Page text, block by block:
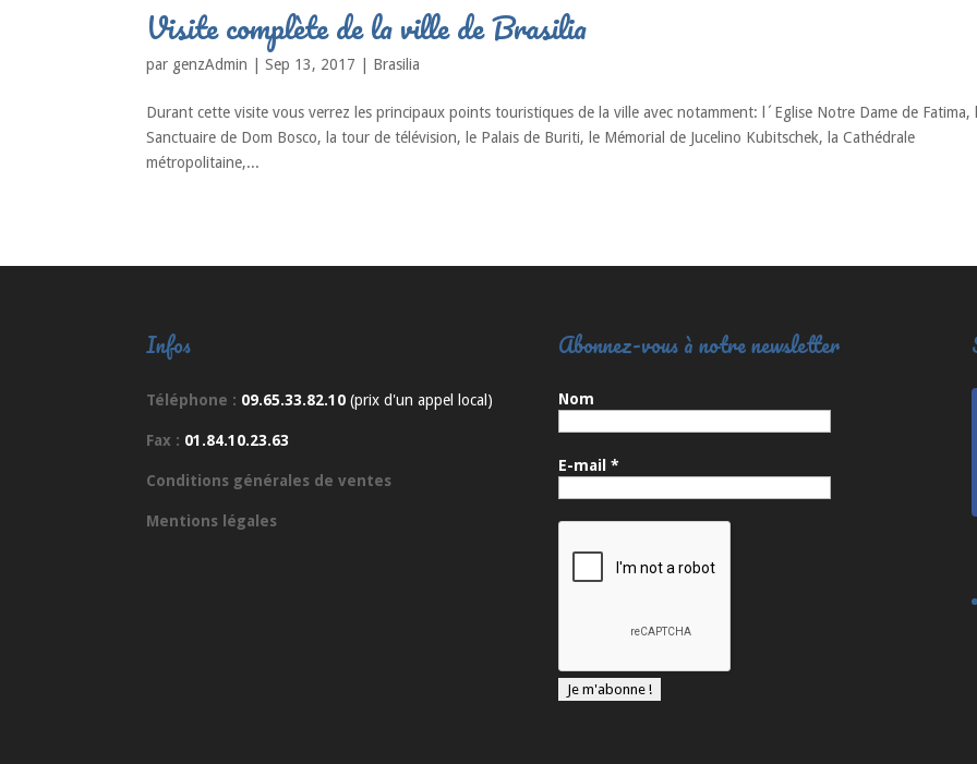
Visite complète de la ville de Brasilia
par genzAdmin |Sep 13, 2017 Brasilia
Durant cette visite vous verrez les principaux points touristiques de la ville avec notamment: l´Eglise Notre Dame de Fatima,
Sanctuaire de Dom Bosco, la tour de télévision, le Palais de Buriti, le Mémorial de Jucelino Kubitschek, la Cathédrale
métropolitaine,...
Infos
Téléphone : 09.65.33.82.10 (prix d'un appel local)
Fax : 01.84.10.23.63
Conditions générales de ventes
Mentions légales
Abonnez-vous à notre newsletter
Nom
E-mail*